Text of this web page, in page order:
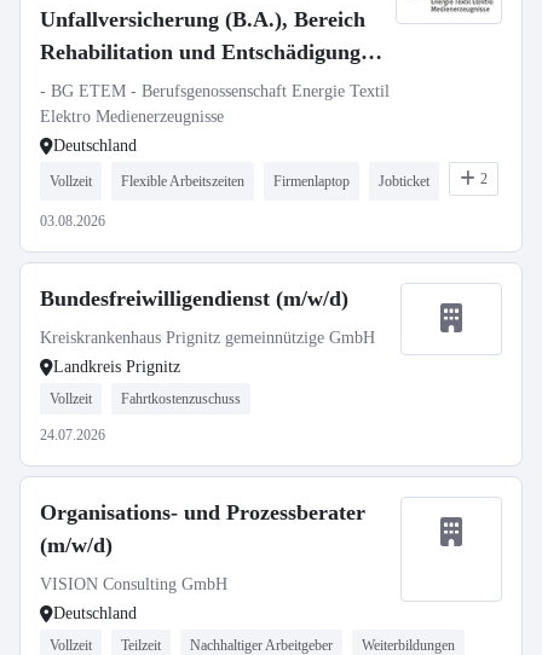
Unfallversicherung (B.A.), Bereich
Rehabilitation und Entschädigung,
Region West (Köln, Düsseldorf,
Wiesbaden)
- BG ETEM - Berufsgenossenschaft Energie Textil
Elektro Medienerzeugnisse
Deutschland
Vollzeit Flexible Arbeitszeiten Firmenlaptop Jobticket 2
03.08.2026
Bundesfreiwilligendienst (m/w/d)
Kreiskrankenhaus Prignitz gemeinnützige GmbH
Landkreis Prignitz
Vollzeit Fahrtkostenzuschuss
24.07.2026
Organisations- und Prozessberater
(m/w/d)
VISION Consulting GmbH
Deutschland
Vollzeit Teilzeit Nachhaltiger Arbeitgeber Weiterbildungen